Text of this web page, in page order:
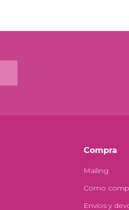
Compra
Mailing
Como
Envíos y